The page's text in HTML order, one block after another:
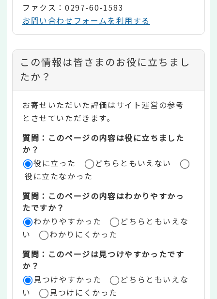
ファクス：0297-60-1583
お問い合わせフォームを利用する
コ
ン
テ
ン
ツ
評
価
リ
ア
この情報は皆さまのお役に立ちまし
たか？
お寄せいただいた評価はサイト運営の参考
とさせていただきます。
質問：このページの内容は役に立ちました
か？
役に立った
どちらともいえない
役に立たなかった
質問：このページの内容はわかりやすかっ
たですか？
わかりやすかった
どちらともいえな
い
わかりにくかった
質問：このページは見つけやすかったです
か？
見つけやすかった
どちらともいえな
い
見つけにくかった